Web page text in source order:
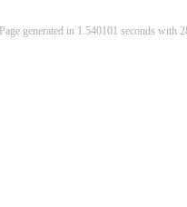
Page generated in 1.540101 seconds